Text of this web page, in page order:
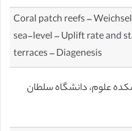
Coral patch reefs –
sea-level – Uplift rate and
terraces – Diagenesis
علوم، دانشگاه سلطان